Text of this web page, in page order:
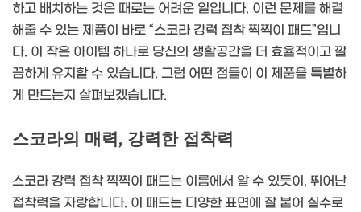
하고 배치하는 것은 때로는 어려운 일입니다. 이런 문제를 해결
해줄 수 있는 제품이 바로 “스코라 강력 접착 찍찍이 패드”입니
다. 이 작은 아이템 하나로 당신의 생활공간을 더 효율적이고 깔
끔하게 유지할 수 있습니다. 그럼 어떤 점들이 이 제품을 특별하
게 만드는지 살펴보겠습니다.
스코라의 매력, 강력한 접착력
스코라 강력 접착 찍찍이 패드는 이름에서 알 수 있듯이, 뛰어난
접착력을 자랑합니다. 이 패드는 다양한 표면에 잘 붙어 실수로